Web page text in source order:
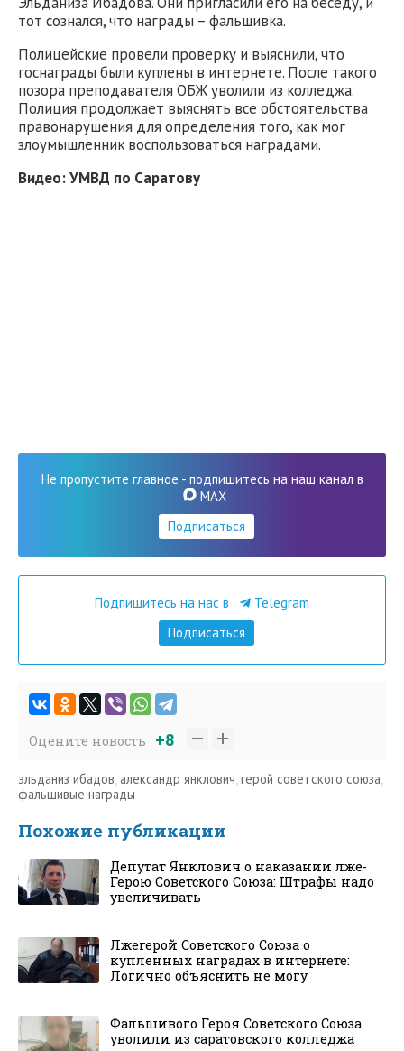
тот сознался, что награды – фальшивка.
Полицейские провели проверку и выяснили, что
госнаграды были куплены в интернете. После такого
позора преподавателя ОБЖ уволили из колледжа.
Полиция продолжает выяснять все обстоятельства
правонарушения для определения того, как мог
злоумышленник воспользоваться наградами.
Видео: УМВД по Саратову
Не пропустите главное - подпишитесь на наш канал в
MAX
Подписаться
Подпишитесь на нас в
Telegram
Подписаться
Оцените новость +8
эльданиз ибадов, александр янклович,герой советского союза,
фальшивые награды
Похожие публикации
Депутат Янклович о наказании лже-
Герою Советского Союза: Штрафы надо
увеличивать
Лжегерой Советского Союза о
купленных наградах в интернете:
Логично объяснить не могу
Фальшивого Героя Советского Союза
уволили из саратовского колледжа